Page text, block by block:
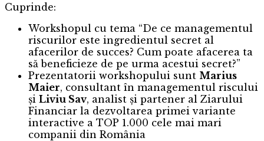
Cuprinde:
Workshopul cu tema “De ce managementul
riscurilor este ingredientul secret al
afacerilor de succes? Cum poate afacerea ta
să beneficieze de pe urma acestui secret?”
Prezentatorii workshopului sunt Marius
Maier, consultant în managementul riscului
și Liviu Sav, analist și partener al Ziarului
Financiar la dezvoltarea primei variante
interactive a TOP 1.000 cele mai mari
companii din România